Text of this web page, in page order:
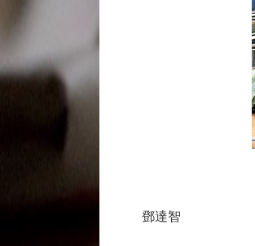
鄧達智